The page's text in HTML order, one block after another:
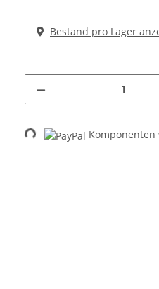
Bestand pro Lager
Loading... Komponenten